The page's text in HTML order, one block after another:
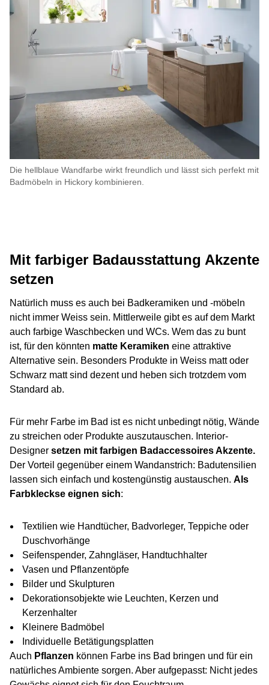
Die hellblaue Wandfarbe wirkt freundlich und lässt sich perfekt mit
Badmöbeln in Hickory kombinieren.
Mit farbiger Badausstattung Akzente
setzen
Natürlich muss es auch bei Badkeramiken und -möbeln
nicht immer Weiss sein. Mittlerweile gibt es auf dem Markt
auch farbige Waschbecken und WCs. Wem das zu bunt
ist, für den könnten matte Keramiken eine attraktive
Alternative sein. Besonders Produkte in Weiss matt oder
Schwarz matt sind dezent und heben sich trotzdem vom
Standard ab.
Für mehr Farbe im Bad ist es nicht unbedingt nötig, Wände
zu streichen oder Produkte auszutauschen. Interior-
Designer setzen mit farbigen Badaccessoires Akzente.
Der Vorteil gegenüber einem Wandanstrich: Badutensilien
lassen sich einfach und kostengünstig austauschen. Als
Farbkleckse eignen sich:
Textilien wie Handtücher, Badvorleger, Teppiche oder
Duschvorhänge
Seifenspender, Zahngläser, Handtuchhalter
Vasen und Pflanzentöpfe
Bilder und Skulpturen
Dekorationsobjekte wie Leuchten, Kerzen und
Kerzenhalter
Kleinere Badmöbel
Individuelle Betätigungsplatten
Auch Pflanzen können Farbe ins Bad bringen und für ein
natürliches Ambiente sorgen. Aber aufgepasst: Nicht jedes